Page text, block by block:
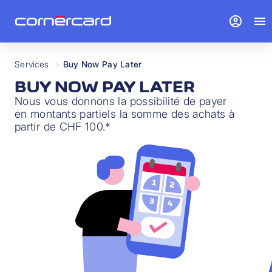
Services > Buy Now Pay Later
BUY NOW PAY LATER
Nous vous donnons la possibilité de payer
en montants partiels la somme des achats à
partir de CHF 100.*
account_circle menu